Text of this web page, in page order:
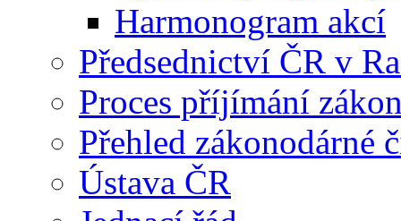
Harmonogram akcí
Předsednictví ČR v
Proces příjímání
Přehled zákonodárné
Ústava ČR